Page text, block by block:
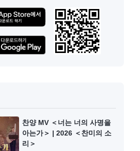
전능하신 하나님 교회 합창 ＜하나
님 향한 사랑의 노래 멈출 수 없네
전능하신 하나님 교회 합창 ＜인성
찬양 MV ＜너는 너의 사명을
아는가＞ | 2026 ＜찬미의 소
리＞